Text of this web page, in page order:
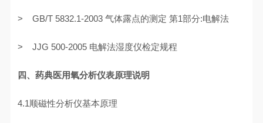
> GB/T 5832.1-2003 气体露点的测定 第1部分:电解法
> JJG 500-2005 电解法湿度仪检定规程
四、药典医用氧分析仪表原理说明
4.1顺磁性分析仪基本原理